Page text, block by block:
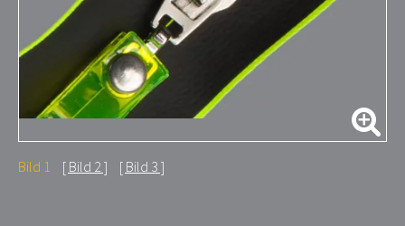
Bild 1 Bild 2 Bild 3